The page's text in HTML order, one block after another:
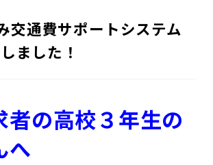
交通費サポートシステム
ました！
者の高校３年生の
へ